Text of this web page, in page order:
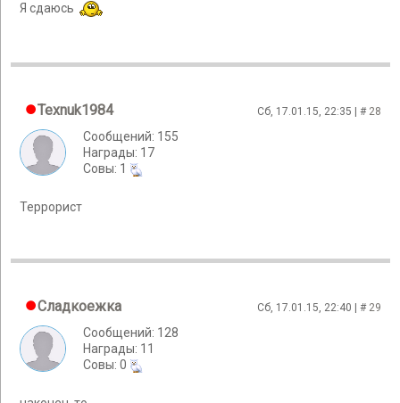
Я сдаюсь
Texnuk1984 Сб, 17.01.15, 22:35 | # 28
Сообщений: 155
Награды: 17
Cовы: 1
Террорист
Сладкоежка Сб, 17.01.15, 22:40 | # 29
Сообщений: 128
Награды: 11
Cовы: 0